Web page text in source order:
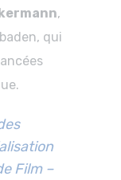
,
qui
Film –